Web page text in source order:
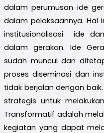
dalam perumusan ide
dalam pelaksaannya. Hal
institusionalisasi ide
dalam gerakan. Ide
sudah muncul dan
proses diseminasi dan
tidak berjalan dengan
strategis untuk
Transformatif adalah
kegiatan yang dapat